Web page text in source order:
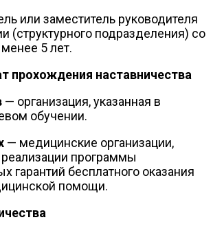
или заместитель руководителя
(структурного подразделения) со
5 лет.
прохождения наставничества
— организация, указанная в
обучении.
— медицинские организации,
программы
гарантий бесплатного оказания
помощи.